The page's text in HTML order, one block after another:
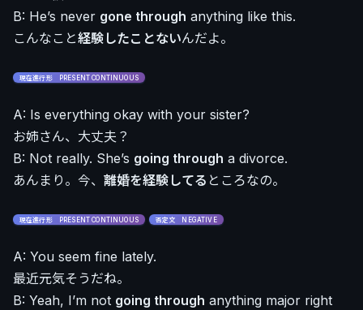
B: He’s never gone through anything like this.
こんなこと経験したことないんだよ。
現在進行形 PRESENT CONTINUOUS
A: Is everything okay with your sister?
お姉さん、大丈夫？
B: Not really. She’s going through a divorce.
あんまり。今、 離婚を経験してる ところなの。
現在進行形 PRESENT CONTINUOUS 否定文 NEGATIVE
A: You seem fine lately.
最近元気そうだね。
B: Yeah, I’m not going through anything major right